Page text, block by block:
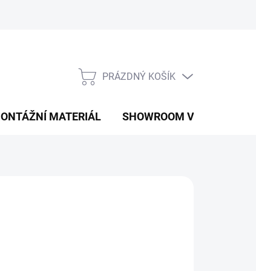
NÁKUPNÍ
PRÁZDNÝ KOŠÍK
MATERIÁL SHOWROOM V PRAZE